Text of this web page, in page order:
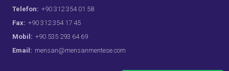
Telefon: +90 312 354 01 58
Fax: +90 312 354 17 45
Mobil: +90 535 293 64 69
Email: mensan@mensanmentese.com